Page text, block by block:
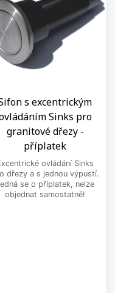
s excentrickým
Sinks pro
granitové dřezy -
příplatek
ovládání Sinks
dřezy a s jednou výpustí.
se o příplatek, nelze
objednat samostatně!